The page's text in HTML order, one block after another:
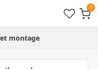
montage